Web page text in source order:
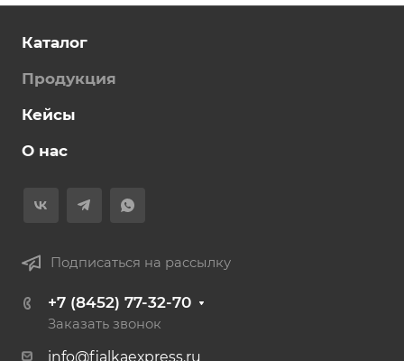
Каталог
Продукция
Кейсы
О нас
Подписаться на рассылку
+7 (8452) 77-32-70
Заказать звонок
info@fialkaexpress.ru